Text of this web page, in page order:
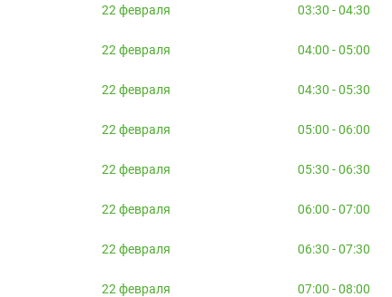
22 февраля 03:30 - 04:30
22 февраля 04:00 - 05:00
22 февраля 04:30 - 05:30
22 февраля 05:00 - 06:00
22 февраля 05:30 - 06:30
22 февраля 06:00 - 07:00
22 февраля 06:30 - 07:30
22 февраля 07:00 - 08:00